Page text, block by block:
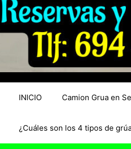
INICIO Camion Grua en
¿Cuáles son los 4 tipos de